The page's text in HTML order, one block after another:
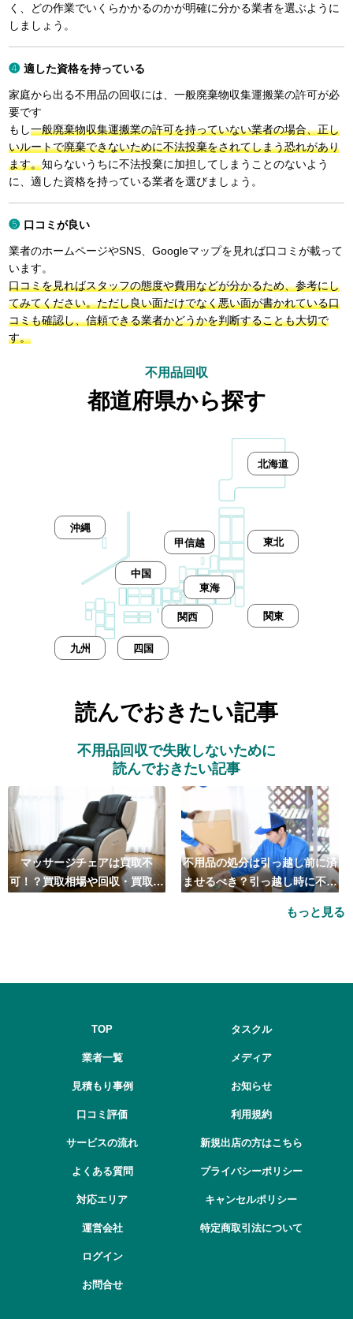
く、どの作業でいくらかかるのかが明確に分かる業者を選ぶように
しましょう。
適した資格を持っている
家庭から出る不用品の回収には、一般廃棄物収集運搬業の許可が必
要です
もし一般廃棄物収集運搬業の許可を持っていない業者の場合、正し
いルートで廃棄できないために不法投棄をされてしまう恐れがあり
ます。知らないうちに不法投棄に加担してしまうことのないよう
に、適した資格を持っている業者を選びましょう。
口コミが良い
業者のホームページやSNS、Googleマップを見れば口コミが載って
います。
口コミを見ればスタッフの態度や費用などが分かるため、参考にし
てみてください。ただし良い面だけでなく悪い面が書かれている口
コミも確認し、信頼できる業者かどうかを判断することも大切で
す。
不用品回収
都道府県から探す
北海道
東北
甲信越
東海
関東
関西
中国
四国
九州
沖縄
読んでおきたい記事
不用品回収で失敗しないために
読んでおきたい記事
マッサージチェアは買取不
可！？買取相場や回収・買取の
不用品の処分は引っ越し前に済
ませるべき？引っ越し時に不用
もっと見る
TOP
業者一覧
見積もり事例
口コミ評価
サービスの流れ
よくある質問
対応エリア
運営会社
ログイン
お問合せ
タスクル
メディア
お知らせ
利用規約
新規出店の方はこちら
プライバシーポリシー
キャンセルポリシー
特定商取引法について